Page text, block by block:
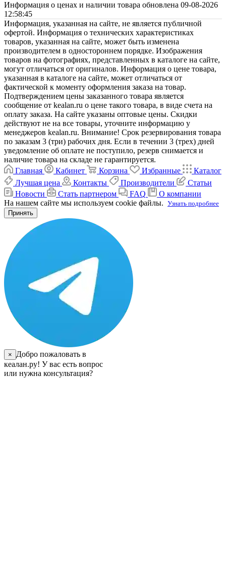
Информация о ценах и наличии товара обновлена 09-08-2026
12:58:45
Информация, указанная на сайте, не является публичной
офертой. Информация о технических характеристиках
товаров, указанная на сайте, может быть изменена
производителем в одностороннем порядке. Изображения
товаров на фотографиях, представленных в каталоге на сайте,
могут отличаться от оригиналов. Информация о цене товара,
указанная в каталоге на сайте, может отличаться от
фактической к моменту оформления заказа на товар.
Подтверждением цены заказанного товара является
сообщение от kealan.ru о цене такого товара, в виде счета на
оплату заказа. На сайте указаны оптовые цены. Скидки
действуют не на все товары, уточните информацию у
менеджеров kealan.ru. Внимание! Срок резервирования товара
по заказам 3 (три) рабочих дня. Если в течении 3 (трех) дней
уведомление об оплате не поступило, резерв снимается и
наличие товара на складе не гарантируется.
Главная
Кабинет Корзина Избранные
Каталог
Лучшая цена
Контакты Производители
Статьи
Новости
Стать партнером FAQ
О компании
На нашем сайте мы используем cookie файлы. Узнать подробнее
Принять
×
Добро пожаловать в
кеалан.ру! У вас есть вопрос
или нужна консультация?